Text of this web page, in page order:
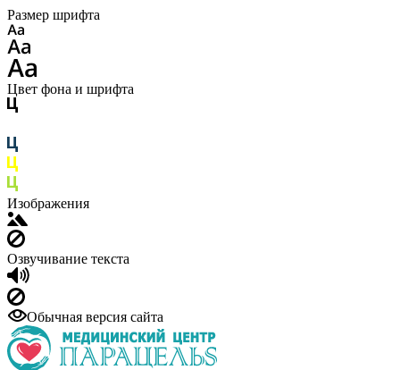
Размер шрифта
Цвет фона и шрифта
Изображения
Озвучивание текста
Обычная версия сайта